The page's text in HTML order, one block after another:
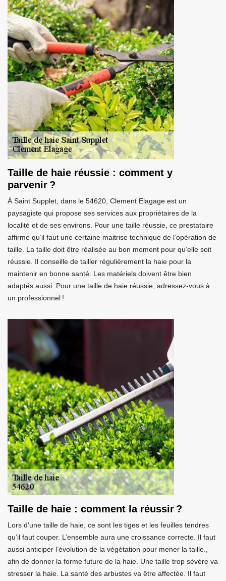
Taille de haie réussie : comment y
parvenir ?
À Saint Supplet, dans le 54620, Clement Elagage est un
paysagiste qui propose ses services aux propriétaires de la
localité et de ses environs. Pour une taille réussie, ce prestataire
affirme qu’il faut une certaine maitrise technique de l’opération de
taille. La taille doit être réalisée au bon moment pour qu’elle soit
réussie. Il conseille de tailler régulièrement la haie pour la
maintenir en bonne santé. Les matériels doivent être bien
adaptés aussi. Pour une taille de haie réussie, adressez-vous à
un professionnel !
Taille de haie : comment la réussir ?
Lors d’une taille de haie, ce sont les tiges et les feuilles tendres
qu’il faut couper. L’ensemble aura une croissance correcte. Il faut
aussi anticiper l’évolution de la végétation pour mener la taille.,
afin de donner la forme future de la haie. Une taille trop sévère va
stresser la haie. La santé des arbustes va être affectée. Il faut